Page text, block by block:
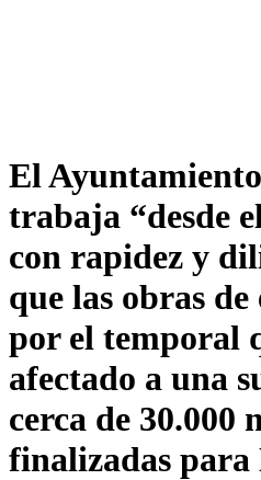
El
trabaja “desde
con rapidez y
que las obras de
por el temporal
afectado a una
cerca de 30.000
finalizadas para